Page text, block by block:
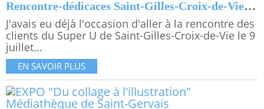
Rencontre-dédicaces Saint-Gilles-Croix-de-Vie du 27 octobre 2021
J'avais eu déjà l'occasion d'aller à la rencontre des
clients du Super U de Saint-Gilles-Croix-de-Vie le 9
juillet...
EN SAVOIR PLUS